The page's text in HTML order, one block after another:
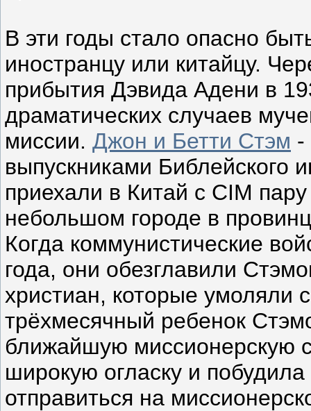
В эти годы стало опасно
иностранцу или китайцу.
прибытия Дэвида Адени в
драматических случаев
миссии. Джон и Бетти Стэм -
выпускниками Библейского
приехали в Китай с CIM
небольшом городе в
Когда коммунистические
года, они обезглавили
христиан, которые умоляли
трёхмесячный ребенок
ближайшую миссионерскую
широкую огласку и
отправиться на